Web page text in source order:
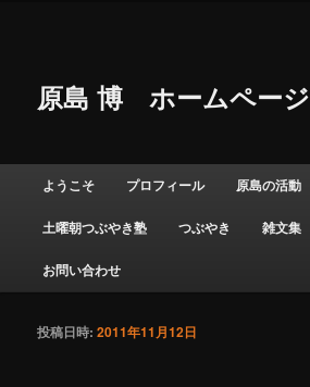
原島 博ホームページ
メインメニュー
メインコンテンツへ移動
サブコンテンツへ移動
ようこそ プロフィール 原島の活動
土曜朝つぶやき塾 つぶやき 雑文集
お問い合わせ
投稿日時:2011年11月12日